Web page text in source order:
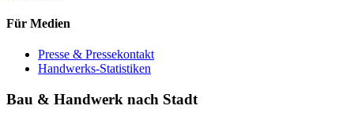
Für Medien
Presse & Pressekontakt
Handwerks-Statistiken
Bau & Handwerk nach Stadt